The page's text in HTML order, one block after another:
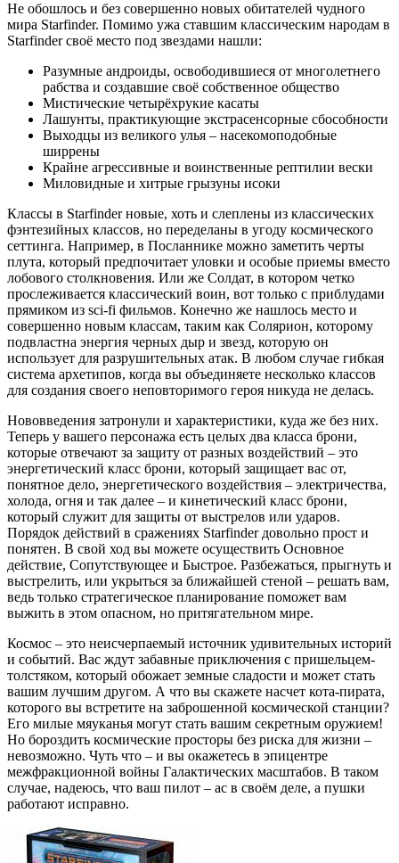
Не обошлось и без совершенно новых обитателей чудного
мира Starfinder. Помимо ужа ставшим классическим народам в
Starfinder своё место под звездами нашли:
Разумные андроиды, освободившиеся от многолетнего
рабства и создавшие своё собственное общество
Мистические четырёхрукие касаты
Лашунты, практикующие экстрасенсорные сбособности
Выходцы из великого улья – насекомоподобные
ширрены
Крайне агрессивные и воинственные рептилии вески
Миловидные и хитрые грызуны исоки
Классы в Starfinder новые, хоть и слеплены из классических
фэнтезийных классов, но переделаны в угоду космического
сеттинга. Например, в Посланнике можно заметить черты
плута, который предпочитает уловки и особые приемы вместо
лобового столкновения. Или же Солдат, в котором четко
прослеживается классический воин, вот только с приблудами
прямиком из sci-fi фильмов. Конечно же нашлось место и
совершенно новым классам, таким как Солярион, которому
подвластна энергия черных дыр и звезд, которую он
использует для разрушительных атак. В любом случае гибкая
система архетипов, когда вы объединяете несколько классов
для создания своего неповторимого героя никуда не делась.
Нововведения затронули и характеристики, куда же без них.
Теперь у вашего персонажа есть целых два класса брони,
которые отвечают за защиту от разных воздействий – это
энергетический класс брони, который защищает вас от,
понятное дело, энергетического воздействия – электричества,
холода, огня и так далее – и кинетический класс брони,
который служит для защиты от выстрелов или ударов.
Порядок действий в сражениях Starfinder довольно прост и
понятен. В свой ход вы можете осуществить Основное
действие, Сопутствующее и Быстрое. Разбежаться, прыгнуть и
выстрелить, или укрыться за ближайшей стеной – решать вам,
ведь только стратегическое планирование поможет вам
выжить в этом опасном, но притягательном мире.
Космос – это неисчерпаемый источник удивительных историй
и событий. Вас ждут забавные приключения с пришельцем-
толстяком, который обожает земные сладости и может стать
вашим лучшим другом. А что вы скажете насчет кота-пирата,
которого вы встретите на заброшенной космической станции?
Его милые мяуканья могут стать вашим секретным оружием!
Но бороздить космические просторы без риска для жизни –
невозможно. Чуть что – и вы окажетесь в эпицентре
межфракционной войны Галактических масштабов. В таком
случае, надеюсь, что ваш пилот – ас в своём деле, а пушки
работают исправно.